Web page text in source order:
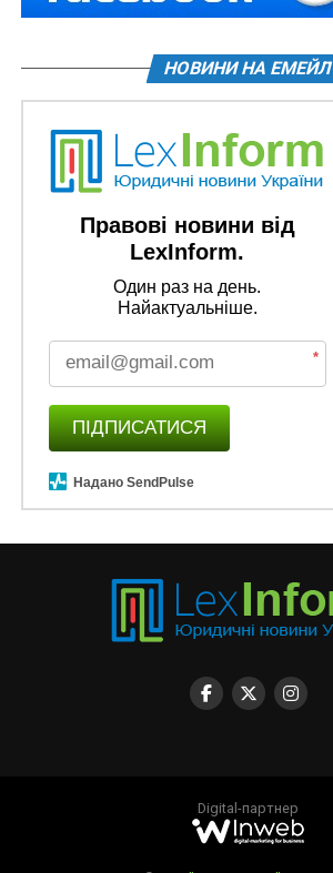
НОВИНИ НА ЕМЕЙЛ
Правові новини від
LexInform.
Один раз на день.
Найактуальніше.
*
ПІДПИСАТИСЯ
Надано SendPulse
Digital-партнер